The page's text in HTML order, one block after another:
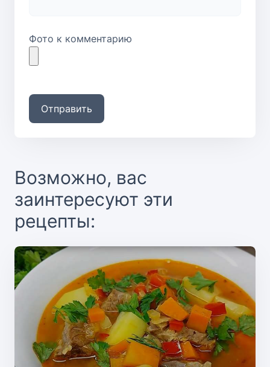
Фото к комментарию
Отправить
Возможно, вас
заинтересуют эти
рецепты: